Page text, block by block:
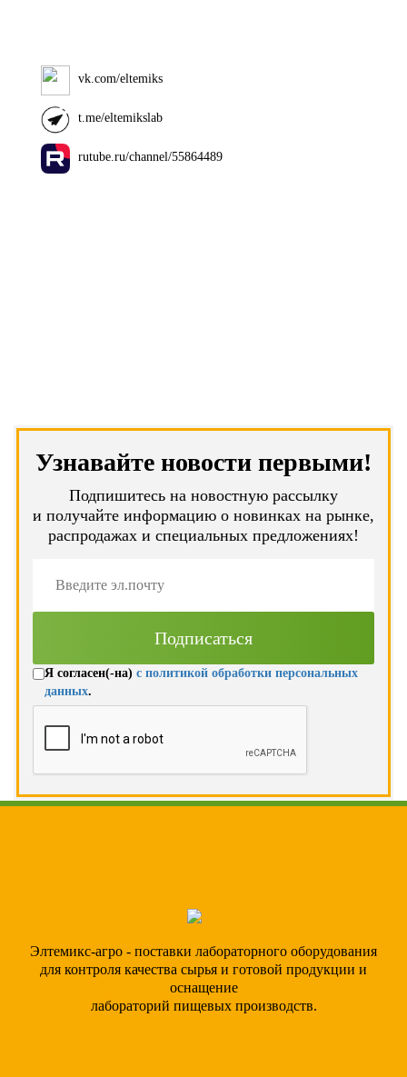
vk.com/eltemiks
t.me/eltemikslab
rutube.ru/channel/55864489
Узнавайте новости первыми!
Подпишитесь на новостную рассылку
и получайте информацию о новинках на рынке,
распродажах и специальных предложениях!
Я согласен(-на) с политикой обработки персональных
данных.
Элтемикс-агро - поставки лабораторного оборудования
для контроля качества сырья и готовой продукции и
оснащение
лабораторий пищевых производств.